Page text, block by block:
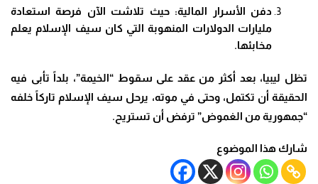
دفن الأسرار المالية: حيث تلاشت الآن فرصة استعادة
مليارات الدولارات المنهوبة التي كان سيف الإسلام يعلم
مخابئها.
تظل ليبيا، بعد أكثر من عقد على سقوط “الخيمة”، بلداً تأبى فيه
الحقيقة أن تكتمل، وحتى في موته، يرحل سيف الإسلام تاركاً خلفه
“جمهورية من الغموض” ترفض أن تستريح.
شارك هذا الموضوع